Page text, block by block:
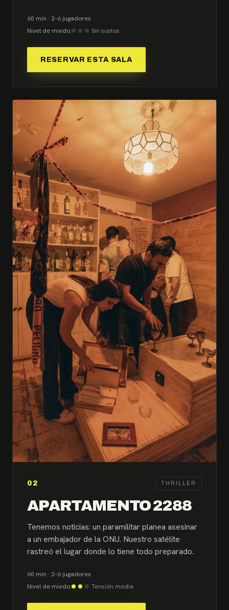
60 min · 2–6 jugadores
Nivel de miedo:
Sin sustos
RESERVAR ESTA SALA
02 THRILLER
APARTAMENTO 2288
Tenemos noticias: un paramilitar planea asesinar
a un embajador de la ONU. Nuestro satélite
rastreó el lugar donde lo tiene todo preparado.
60 min · 2–6 jugadores
Nivel de miedo:
Tensión media